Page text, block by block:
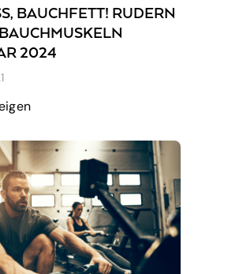
BAUCHFETT! RUDERN
2024